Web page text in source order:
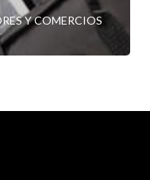
Y COMERCIOS